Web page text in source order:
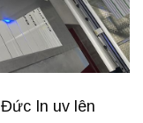
Đức In uv lên